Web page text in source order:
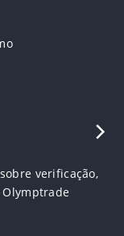
verificação,